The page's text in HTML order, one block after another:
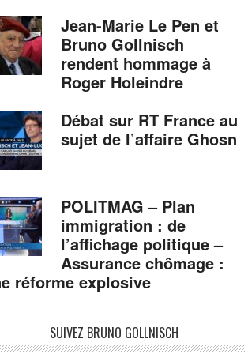
Jean-Marie Le Pen et
Bruno Gollnisch
rendent hommage à
Roger Holeindre
Débat sur RT France au
sujet de l’affaire Ghosn
POLITMAG – Plan
immigration : de
l’affichage politique –
Assurance chômage :
réforme explosive
SUIVEZ BRUNO GOLLNISCH